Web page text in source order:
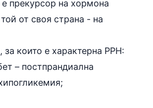
прекурсор на хормона
от своя страна - на
за които е характерна PPH:
– постпрандиална